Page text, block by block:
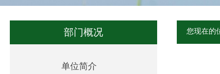
部门概况
单位简介
您现在的